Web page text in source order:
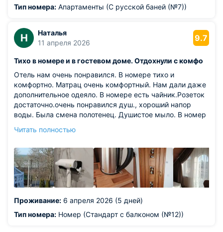
Тип номера: Апартаменты (С русской баней (№7))
Н
Наталья
11 апреля 2026
9.7
Тихо в номере и в гостевом доме. Отдохнули с комфо
Отель нам очень понравился. В номере тихо и
комфортно. Матрац очень комфортный. Нам дали даже
дополнительное одеяло. В номере есть чайник.Розеток
достаточно.очень понравился душ., хороший напор
воды. Была смена полотенец. Душистое мыло. В номер
тепло. Персонал вежливый. Близость от моря ,прямо, в
Из недостатков: недостатки: необходимо заменить
чайник. Он иногда подтекает . На нем даже следы от
протечек. в часах поменять батарейки Не понравился
потолок. Надо к нему привыкнуть. Я девушка высокая и
Читать полностью
Проживание: 6 апреля 2026 (5 дней)
Тип номера: Номер (Стандарт с балконом (№12))